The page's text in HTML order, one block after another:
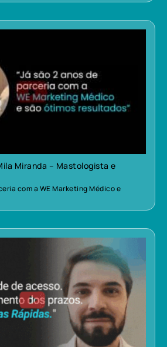
Miranda – Mastologista e
com a WE Marketing Médico e